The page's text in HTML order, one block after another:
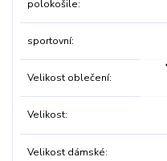
polokošile
sportovní
Velikost oblečení
Velikost
Velikost dámské